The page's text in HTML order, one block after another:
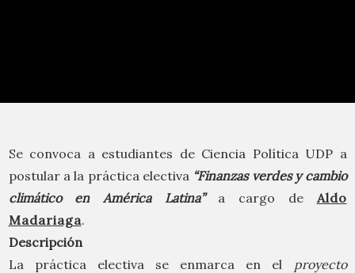
Se convoca a estudiantes de Ciencia Política UDP a
postular a la práctica electiva “Finanzas verdes y cambio
climático en América Latina”a cargo de Aldo
Madariaga.
Descripción
La práctica electiva se enmarca en el
proyecto